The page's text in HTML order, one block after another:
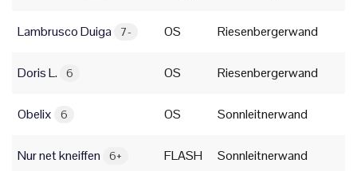
Lambrusco Duiga 7- OS Riesenbergerwand
Doris L. 6 OS Riesenbergerwand
Obelix 6 OS Sonnleitnerwand
Nur net kneiffen 6+ FLASH Sonnleitnerwand